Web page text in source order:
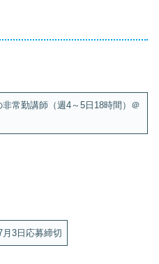
常勤講師（週4～5日18時間）＠
3日応募締切